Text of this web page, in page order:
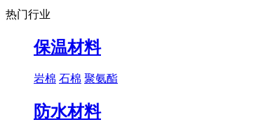
热门行业
保温材料
岩棉 石棉 聚氨酯
防水材料